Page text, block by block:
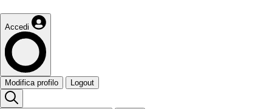
Accedi
Modifica profilo Logout